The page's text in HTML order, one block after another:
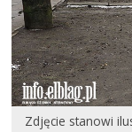
Zdjęcie stanowi